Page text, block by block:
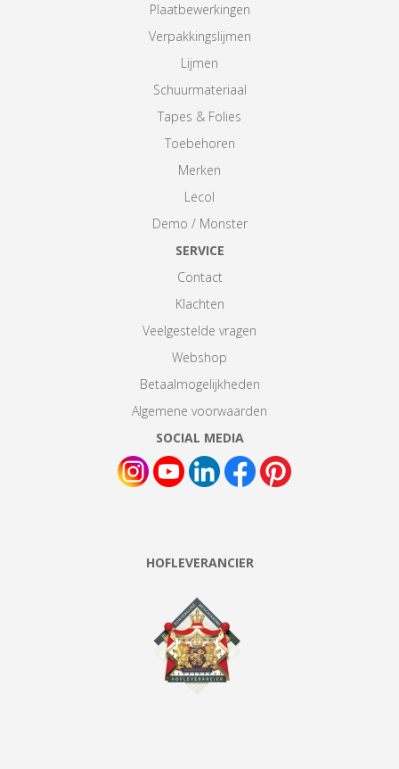
Plaatbewerkingen
Verpakkingslijmen
Lijmen
Schuurmateriaal
Tapes & Folies
Toebehoren
Merken
Lecol
Demo / Monster
SERVICE
Contact
Klachten
Veelgestelde vragen
Webshop
Betaalmogelijkheden
Algemene voorwaarden
SOCIAL MEDIA
HOFLEVERANCIER